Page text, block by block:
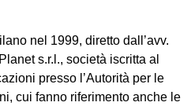
nel 1999, diretto dall’avv.
s.r.l., società iscritta al
presso l’Autorità per le
cui fanno riferimento anche le